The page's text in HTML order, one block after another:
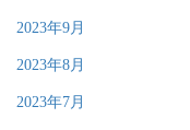
2023年9月
2023年8月
2023年7月